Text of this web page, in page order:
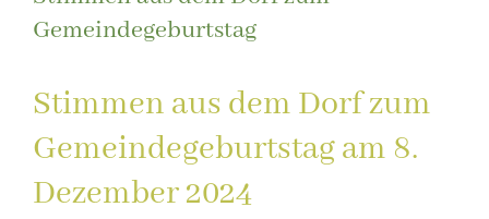
Gemeindegeburtstag
Stimmen aus dem Dorf zum
Gemeindegeburtstag am 8.
Dezember 2024